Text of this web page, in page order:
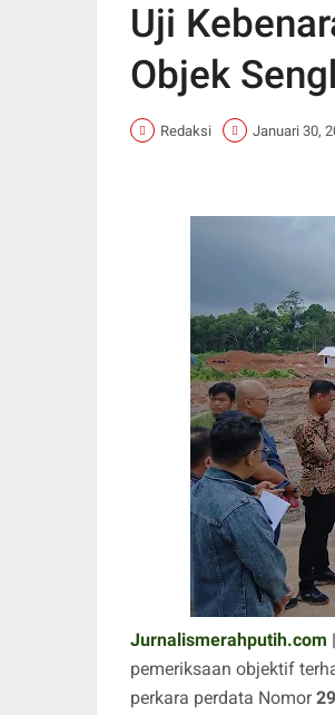
Uji
Objek
Redaksi Januari 30,
Jurnalismerahputih.com |
pemeriksaan objektif
perkara perdata Nomor